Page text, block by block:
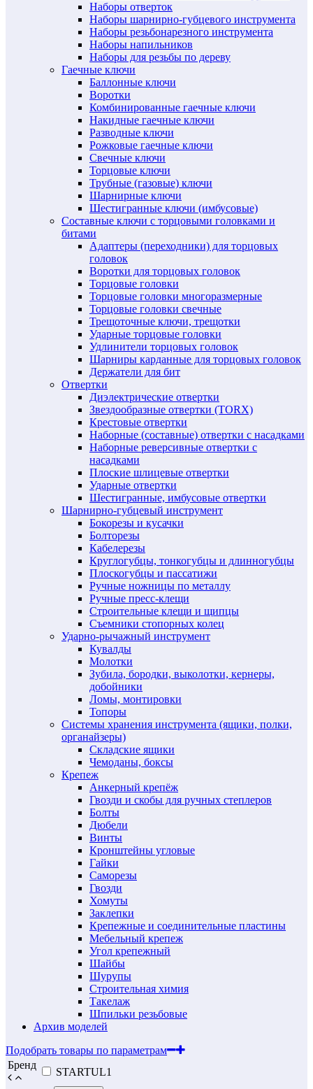
Наборы отверток
Наборы шарнирно-губцевого инструмента
Наборы резьбонарезного инструмента
Наборы напильников
Наборы для резьбы по дереву
Гаечные ключи
Баллонные ключи
Воротки
Комбинированные гаечные ключи
Накидные гаечные ключи
Разводные ключи
Рожковые гаечные ключи
Свечные ключи
Торцовые ключи
Трубные (газовые) ключи
Шарнирные ключи
Шестигранные ключи (имбусовые)
Составные ключи с торцовыми головками и
битами
Адаптеры (переходники) для торцовых
головок
Воротки для торцовых головок
Торцовые головки
Торцовые головки многоразмерные
Торцовые головки свечные
Трещоточные ключи, трещотки
Ударные торцовые головки
Удлинители торцовых головок
Шарниры карданные для торцовых головок
Держатели для бит
Отвертки
Диэлектрические отвертки
Звездообразные отвертки (TORX)
Крестовые отвертки
Наборные (составные) отвертки с насадками
Наборные реверсивные отвертки с
насадками
Плоские шлицевые отвертки
Ударные отвертки
Шестигранные, имбусовые отвертки
Шарнирно-губцевый инструмент
Бокорезы и кусачки
Болторезы
Кабелерезы
Круглогубцы, тонкогубцы и длинногубцы
Плоскогубцы и пассатижи
Ручные ножницы по металлу
Ручные пресс-клещи
Строительные клещи и щипцы
Съемники стопорных колец
Ударно-рычажный инструмент
Кувалды
Молотки
Зубила, бородки, выколотки, кернеры,
добойники
Ломы, монтировки
Топоры
Системы хранения инструмента (ящики, полки,
органайзеры)
Складские ящики
Чемоданы, боксы
Крепеж
Анкерный крепёж
Гвозди и скобы для ручных степлеров
Болты
Дюбели
Винты
Кронштейны угловые
Гайки
Саморезы
Гвозди
Хомуты
Заклепки
Крепежные и соединительные пластины
Мебельный крепеж
Угол крепежный
Шайбы
Шурупы
Строительная химия
Такелаж
Шпильки резьбовые
Архив моделей
Подобрать товары по параметрам
Бренд
STARTUL1